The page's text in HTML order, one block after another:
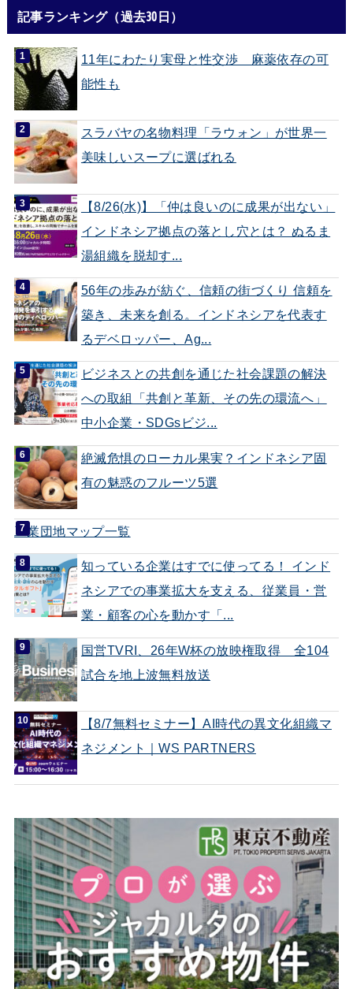
記事ランキング（過去30日）
11年にわたり実母と性交渉 麻薬依存の可
能性も
スラバヤの名物料理「ラウォン」が世界一
美味しいスープに選ばれる
【8/26(水)】「仲は良いのに成果が出ない」
インドネシア拠点の落とし穴とは？ ぬるま
湯組織を脱却す...
56年の歩みが紡ぐ、信頼の街づくり 信頼を
築き、未来を創る。インドネシアを代表す
るデベロッパー、Ag...
ビジネスとの共創を通じた社会課題の解決
への取組「共創と革新、その先の環流へ」
中小企業・SDGsビジ...
絶滅危惧のローカル果実？インドネシア固
有の魅惑のフルーツ5選
工業団地マップ一覧
知っている企業はすでに使ってる！ インド
ネシアでの事業拡大を支える、従業員・営
業・顧客の心を動かす「...
国営TVRI、26年W杯の放映権取得 全104
試合を地上波無料放送
【8/7無料セミナー】AI時代の異文化組織マ
ネジメント｜WS PARTNERS